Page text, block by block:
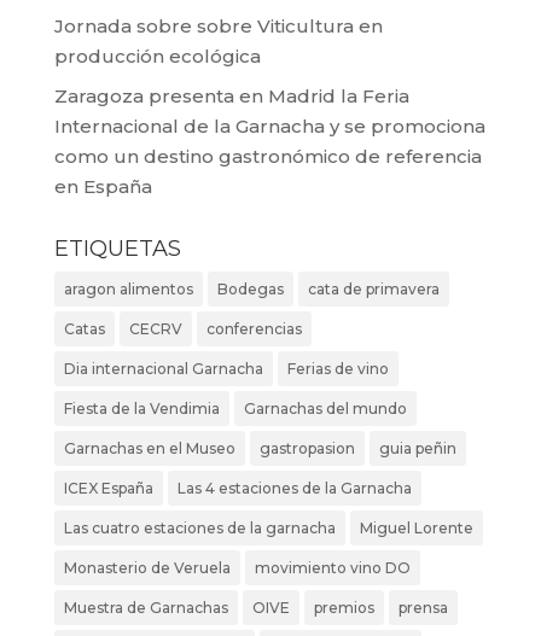
Jornada sobre sobre Viticultura en
producción ecológica
Zaragoza presenta en Madrid la Feria
Internacional de la Garnacha y se promociona
como un destino gastronómico de referencia
en España
ETIQUETAS
aragon alimentos Bodegas cata de primavera
Catas CECRV conferencias
Dia internacional Garnacha Ferias de vino
Fiesta de la Vendimia Garnachas del mundo
Garnachas en el Museo gastropasion guia peñin
ICEX España Las 4 estaciones de la Garnacha
Las cuatro estaciones de la garnacha Miguel Lorente
Monasterio de Veruela movimiento vino DO
Muestra de Garnachas OIVE premios prensa